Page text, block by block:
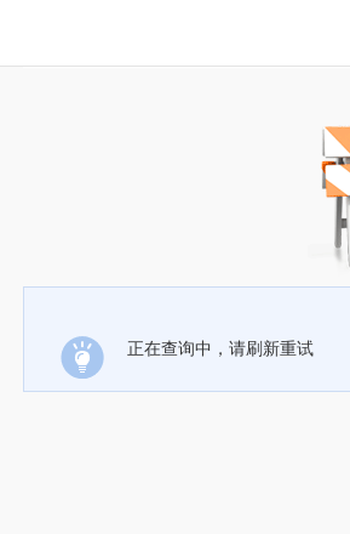
正在查询中，请刷新重试